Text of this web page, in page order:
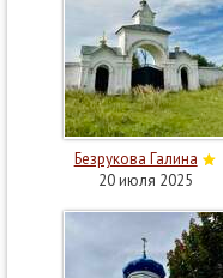
Безрукова Галина
20 июля 2025